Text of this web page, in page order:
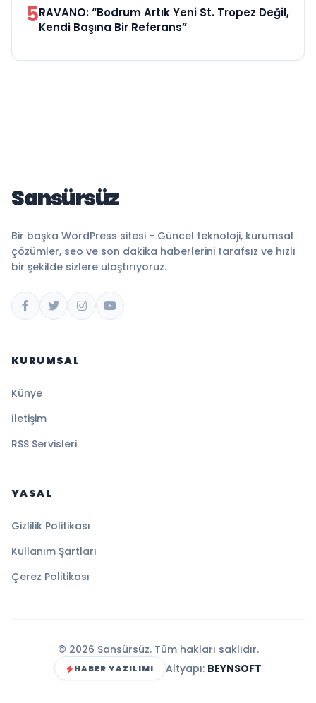
5RAVANO: “Bodrum Artık Yeni St. Tropez Değil,
Kendi Başına Bir Referans”
Sansürsüz
Bir başka WordPress sitesi - Güncel teknoloji, kurumsal
çözümler, seo ve son dakika haberlerini tarafsız ve hızlı
bir şekilde sizlere ulaştırıyoruz.
KURUMSAL
Künye
İletişim
RSS Servisleri
YASAL
Gizlilik Politikası
Kullanım Şartları
Çerez Politikası
© 2026 Sansürsüz. Tüm hakları saklıdır.
HABER YAZILIMI Altyapı: BEYNSOFT